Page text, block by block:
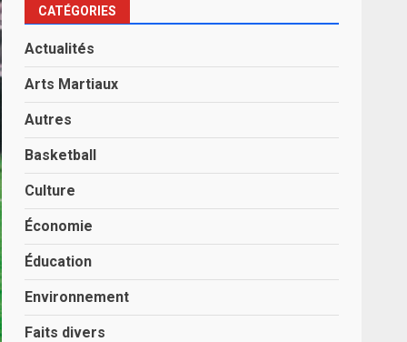
CATÉGORIES
Actualités
Arts Martiaux
Autres
Basketball
Culture
Économie
Éducation
Environnement
Faits divers